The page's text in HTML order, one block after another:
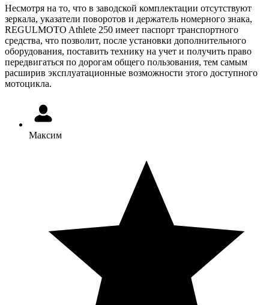
Несмотря на то, что в заводской комплектации отсутствуют
зеркала, указатели поворотов и держатель номерного знака,
REGULMOTO Athlete 250 имеет паспорт транспортного
средства, что позволит, после установки дополнительного
оборудования, поставить технику на учет и получить право
передвигаться по дорогам общего пользования, тем самым
расширив эксплуатационные возможности этого доступного
мотоцикла.
Максим